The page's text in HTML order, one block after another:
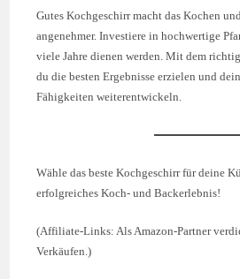
Gutes Kochgeschirr macht das Kochen
angenehmer. Investiere in hochwertige
viele Jahre dienen werden. Mit dem
du die besten Ergebnisse erzielen und
Fähigkeiten weiterentwickeln.
Wähle das beste Kochgeschirr für deine
erfolgreiches Koch- und Backerlebnis!
(Affiliate-Links: Als Amazon-Partner
Verkäufen.)